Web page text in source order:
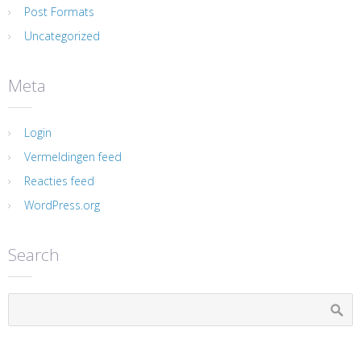
Post Formats
Uncategorized
Meta
Login
Vermeldingen feed
Reacties feed
WordPress.org
Search